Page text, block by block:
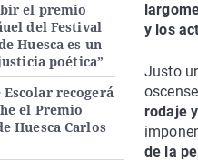
el premio
del Festival
Huesca es un
poética”
recogerá
el Premio
Huesca Carlos
y los
Justo
rodaje
de la